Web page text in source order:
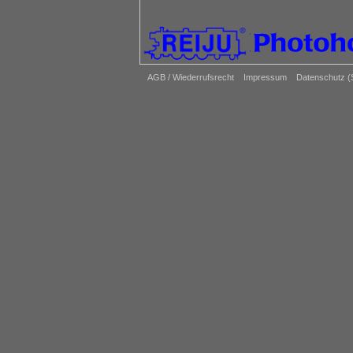
AGB / Wiederrufsrecht Impressum Datenschutz